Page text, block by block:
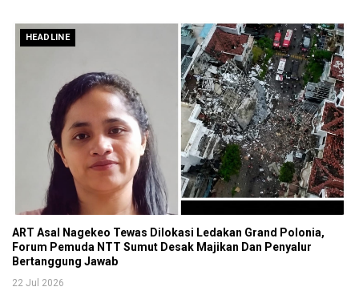
HEADLINE
ART Asal Nagekeo Tewas Dilokasi Ledakan Grand Polonia,
Forum Pemuda NTT Sumut Desak Majikan Dan Penyalur
Bertanggung Jawab
22 Jul 2026